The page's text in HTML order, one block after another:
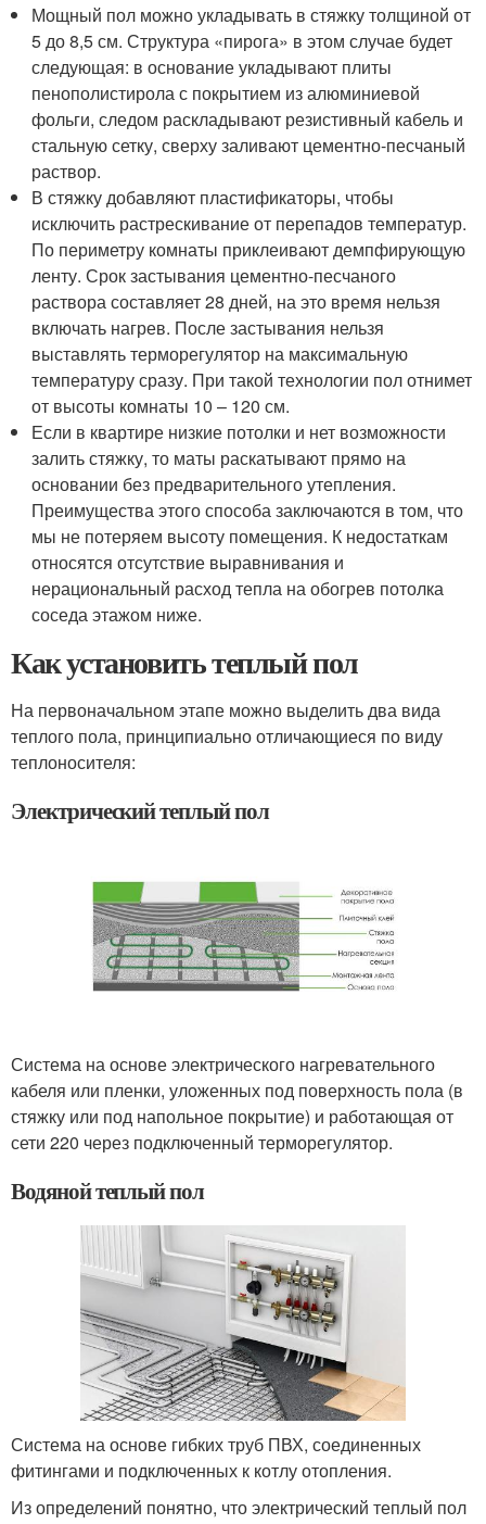
Мощный пол можно укладывать в стяжку толщиной от
5 до 8,5 см. Структура «пирога» в этом случае будет
следующая: в основание укладывают плиты
пенополистирола с покрытием из алюминиевой
фольги, следом раскладывают резистивный кабель и
стальную сетку, сверху заливают цементно-песчаный
раствор.
В стяжку добавляют пластификаторы, чтобы
исключить растрескивание от перепадов температур.
По периметру комнаты приклеивают демпфирующую
ленту. Срок застывания цементно-песчаного
раствора составляет 28 дней, на это время нельзя
включать нагрев. После застывания нельзя
выставлять терморегулятор на максимальную
температуру сразу. При такой технологии пол отнимет
от высоты комнаты 10 – 120 см.
Если в квартире низкие потолки и нет возможности
залить стяжку, то маты раскатывают прямо на
основании без предварительного утепления.
Преимущества этого способа заключаются в том, что
мы не потеряем высоту помещения. К недостаткам
относятся отсутствие выравнивания и
нерациональный расход тепла на обогрев потолка
соседа этажом ниже.
Как установить теплый пол
На первоначальном этапе можно выделить два вида
теплого пола, принципиально отличающиеся по виду
теплоносителя:
Электрический теплый пол
Система на основе электрического нагревательного
кабеля или пленки, уложенных под поверхность пола (в
стяжку или под напольное покрытие) и работающая от
сети 220 через подключенный терморегулятор.
Водяной теплый пол
Система на основе гибких труб ПВХ, соединенных
фитингами и подключенных к котлу отопления.
Из определений понятно, что электрический теплый пол